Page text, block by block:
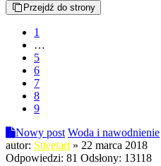
Przejdź do strony
1
…
5
6
7
8
9
Nowy post Woda i nawodnienie
autor: Stteetart » 22 marca 2018
Odpowiedzi: 81 Odsłony: 13118